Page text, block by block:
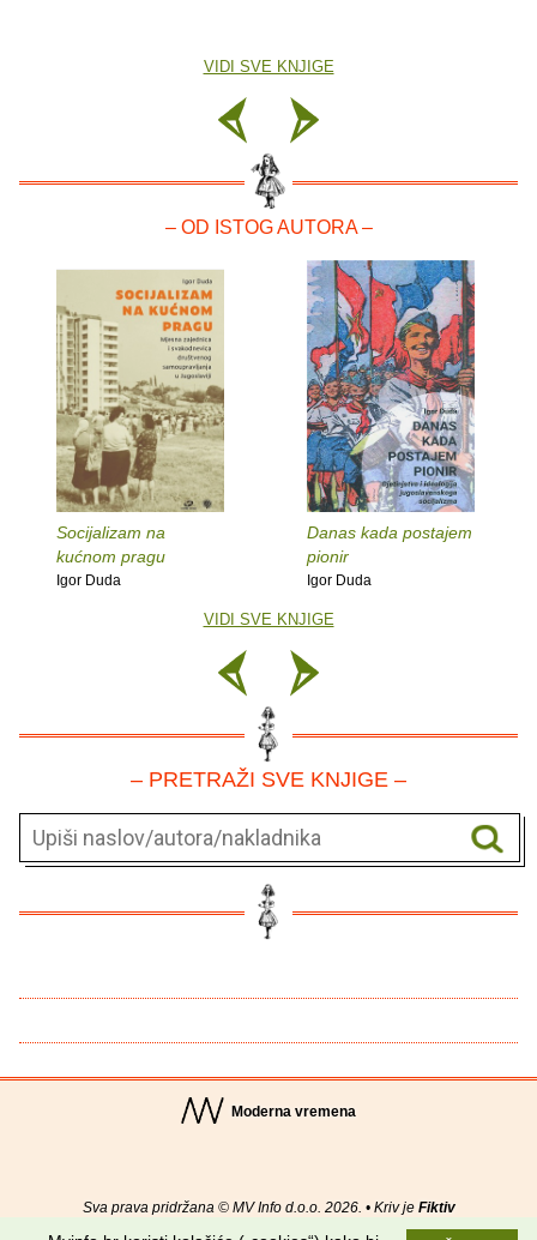
VIDI SVE KNJIGE
– OD ISTOG AUTORA –
Socijalizam na
kućnom pragu
Igor Duda
Danas kada postajem
pionir
Igor Duda
VIDI SVE KNJIGE
– PRETRAŽI SVE KNJIGE –
Moderna vremena
Sva prava pridržana © MV Info d.o.o. 2026. • Kriv je Fiktiv